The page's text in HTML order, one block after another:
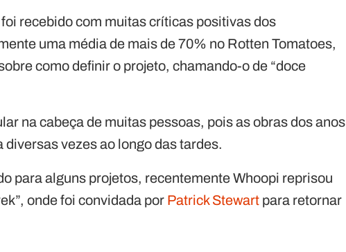
recebido com muitas críticas positivas dos
uma média de mais de 70% no Rotten Tomatoes,
como definir o projeto, chamando-o de “doce
na cabeça de muitas pessoas, pois as obras dos anos
vezes ao longo das tardes.
para alguns projetos, recentemente Whoopi reprisou
onde foi convidada por Patrick Stewart para retornar